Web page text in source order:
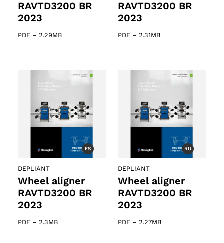
RAVTD3200 BR
2023
PDF – 2.29MB
RAVTD3200 BR
2023
PDF – 2.31MB
ES
DEPLIANT
Wheel aligner
RAVTD3200 BR
2023
PDF – 2.3MB
RU
DEPLIANT
Wheel aligner
RAVTD3200 BR
2023
PDF – 2.27MB